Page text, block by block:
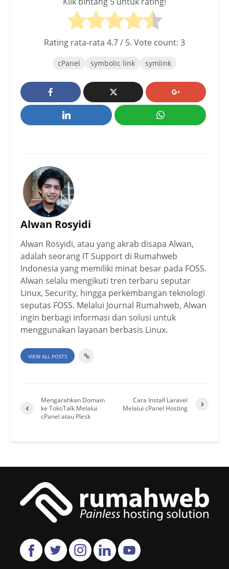
Rating rata-rata 4.7/ 5. Vote count: 3
cPanel symbolic link symlink
Alwan Rosyidi
Alwan Rosyidi, atau yang akrab disapa Alwan,
adalah seorang IT Support di Rumahweb
Indonesia yang memiliki minat besar pada FOSS.
Alwan selalu mengikuti tren terbaru seputar
Linux, Security, hingga perkembangan teknologi
seputas FOSS. Melalui Journal Rumahweb, Alwan
ingin berbagi informasi dan solusi untuk
menggunakan layanan berbasis Linux.
VIEW ALL POSTS
Mengarahkan Domain
ke TokoTalk Melalui
cPanel atau Plesk
Cara Install Laravel
Melalui cPanel Hosting